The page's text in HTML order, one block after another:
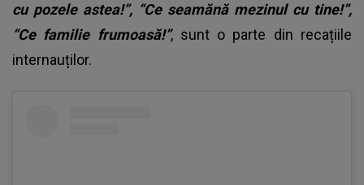
cu pozele astea!”, “Ce seamănă mezinul cu tine!”,
“Ce familie frumoasă!”, sunt o parte din recațiile
internauților.